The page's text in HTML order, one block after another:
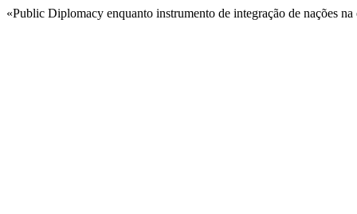
«Public Diplomacy enquanto instrumento de integração de nações